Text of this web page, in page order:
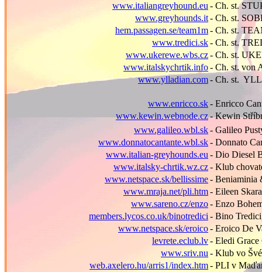
www.italiangreyhound.eu - Ch. st.
www.greyhounds.it- Ch. st.
hem.passagen.se/team1m- Ch. st.
www.tredici.sk- Ch. st.
www.ukerewe.wbs.cz- Ch. st.
www.italskychrtik.info- Ch. st. von
www.ylladian.com- Ch. st.
www.enricco.sk- Enricco
www.kewin.webnode.cz- Kewin
www.galileo.wbl.sk- Galileo
www.donnatocantante.wbl.sk- Donnato
www.italian-greyhounds.eu - Dio Diesel
www.italsky-chrtik.wz.cz- Klub
www.netspace.sk/bellissime- Beniaminia
www.mraja.net/pli.htm- Eileen
www.sareno.cz/enzo- Enzo
members.lycos.co.uk/binotredici - Bino
www.netspace.sk/eroico- Eroico De
levrete.eclub.lv- Eledi
www.sriv.nu - Klub vo
web.axelero.hu/arris1/index.htm- PLI v